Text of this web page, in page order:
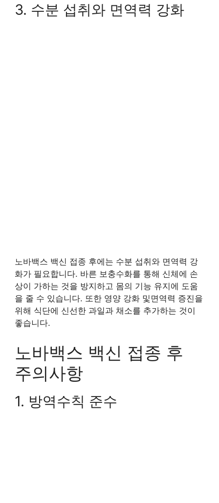
3. 수분 섭취와 면역력 강화
노바백스 백신 접종 후에는 수분 섭취와 면역력 강
화가 필요합니다. 바른 보충수화를 통해 신체에 손
상이 가하는 것을 방지하고 몸의 기능 유지에 도움
을 줄 수 있습니다. 또한 영양 강화 및면역력 증진을
위해 식단에 신선한 과일과 채소를 추가하는 것이
좋습니다.
노바백스 백신 접종 후
주의사항
1. 방역수칙 준수